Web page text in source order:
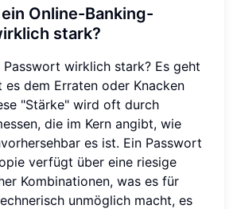
Online-Banking-
stark?
Passwort wirklich stark? Es geht
es dem Erraten oder Knacken
"Stärke" wird oft durch
die im Kern angibt, wie
es ist. Ein Passwort
verfügt über eine riesige
Kombinationen, was es für
unmöglich macht, es